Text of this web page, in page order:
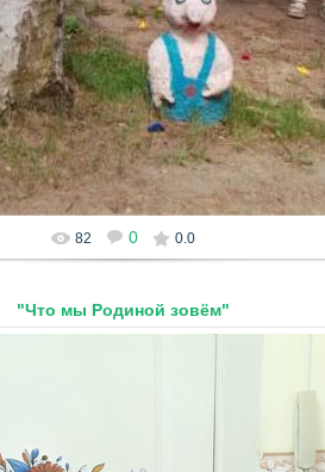
82 0 0.0
"Что мы Родиной зовём"